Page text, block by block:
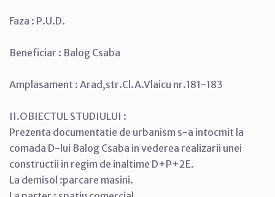
Faza : P.U.D.
Beneficiar : Balog Csaba
Amplasament : Arad,str.Cl.A.Vlaicu nr.181-183
II.OBIECTUL STUDIULUI :
Prezenta documentatie de urbanism s-a intocmit la
comada D-lui Balog Csaba in vederea realizarii unei
constructii in regim de inaltime D+P+2E.
La demisol :parcare masini.